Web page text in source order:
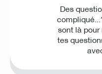
Des
sont là
tes